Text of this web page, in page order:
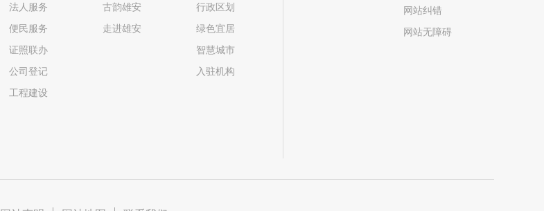
法人服务
便民服务
证照联办
公司登记
工程建设
古韵雄安
走进雄安
行政区划
绿色宜居
智慧城市
入驻机构
网站纠错
网站无障碍